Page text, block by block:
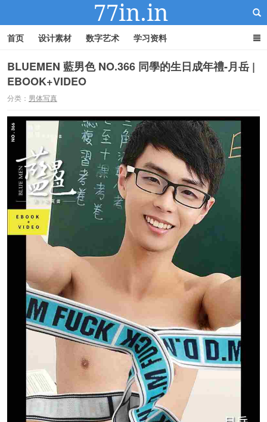
首页 设计素材 数字艺术 学习资料
BLUEMEN 藍男色 NO.366 同學的生日成年禮-月岳 |
EBOOK+VIDEO
分类： 男体写真